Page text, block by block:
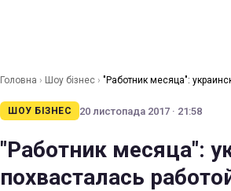
Головна › Шоу бізнес › "Работник месяца":
ШОУ БІЗНЕС
20 листопада 2017 · 21:58
"Работник месяца":
похвасталась